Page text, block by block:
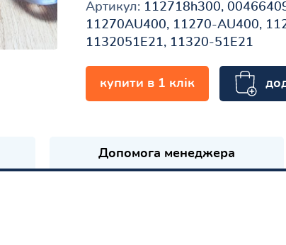
Артикул: 112718h300,
11270AU400, 11270-AU400,
1132051E21, 11320-51E21
купити в 1 клік
Допомога менеджера